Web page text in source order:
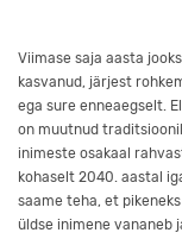
Viimase saja aasta
kasvanud, järjest
ega sure enneaegselt.
on muutnud
inimeste osakaal
kohaselt 2040. aastal
saame teha, et
üldse inimene vananeb